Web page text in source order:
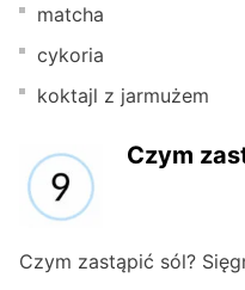
matcha
cykoria
koktajl z jarmużem
Czym
Czym zastąpić sól?